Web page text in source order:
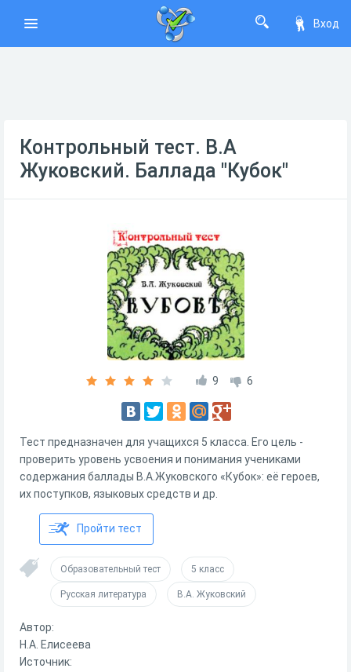
Вход
Контрольный тест. В.А
Жуковский. Баллада "Кубок"
9 6
Тест предназначен для учащихся 5 класса. Его цель -
проверить уровень усвоения и понимания учениками
содержания баллады В.А.Жуковского «Кубок»: её героев,
их поступков, языковых средств и др.
Пройти тест
Образовательный тест 5 класс
Русская литература В.А. Жуковский
Автор:
Н.А. Елисеева
Источник: